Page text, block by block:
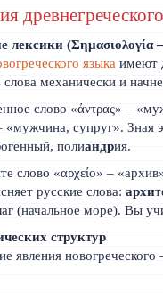
древнегреческого
лексики (Σημασιολογία
языка имеют
слова механически и
слово «άντρας» –
«мужчина, супруг». Зная
огенный, полиандрия.
слово «αρχείο» –
русские слова:архи
(начальное море). Вы
структур
явления